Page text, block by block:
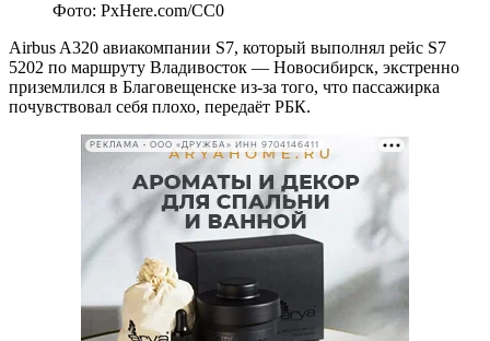
Фото: PxHere.com/CC0
Airbus A320 авиакомпании S7, который выполнял рейс S7
5202 по маршруту Владивосток — Новосибирск, экстренно
приземлился в Благовещенске из-за того, что пассажирка
почувствовал себя плохо, передаёт РБК.
РЕКЛАМА • ООО «ДРУЖБА» ИНН 9704146411